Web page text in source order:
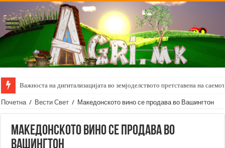
Важноста на дигитализацијата во земјоделството претставена на
Почетна / Вести Свет / Македонското вино се продава во Вашингтон
Македонското вино се продава во
Вашингтон